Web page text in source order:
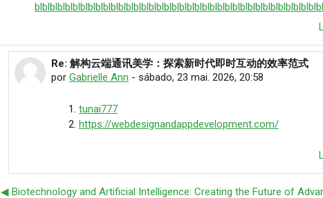
blblblblblblblblblblblblblblblblblblblblblblblblblblblblblblblblblblblblbl
Em resposta à Gabrielle Ann
Re: 解构云端通讯美学：探索新时代即时互动的效率范式
por Gabrielle Ann - sábado, 23 mai. 2026, 20:58
tunai777
https://webdesignandappdevelopment.com/
◀︎ Biotechnology and Artificial Intelligence: Creating the Future of